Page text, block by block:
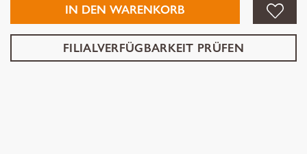
IN DEN WARENKORB
FILIALVERFÜGBARKEIT PRÜFEN